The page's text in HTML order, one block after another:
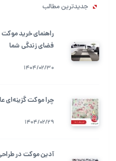
جدیدترین مطالب
راهنمای خرید موکت
فضای زندگی شما
1404/02/30
چرا موکت گزینه‌ای
1404/02/29
آدین موکت در